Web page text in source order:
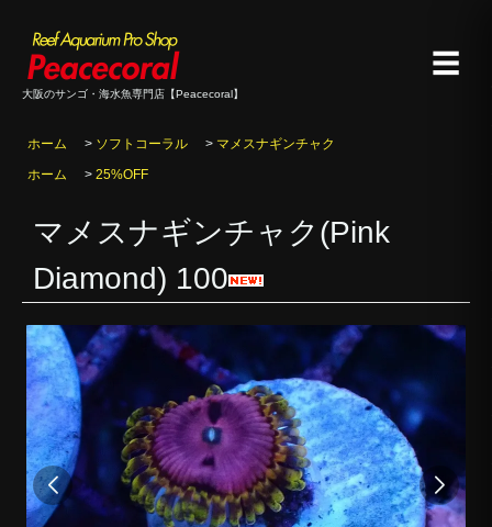
大阪のサンゴ・海水魚専門店【Peacecoral】
☰
ホーム > ソフトコーラル > マメスナギンチャク
ホーム
> 25%OFF
マメスナギンチャク(Pink
Diamond) 100